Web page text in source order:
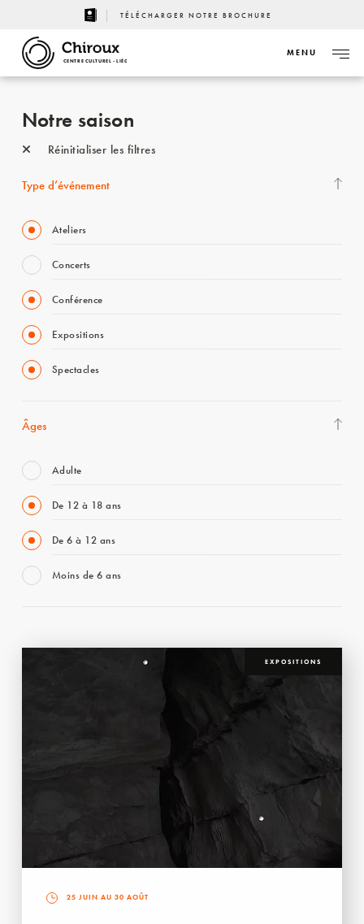
TÉLÉCHARGER NOTRE BROCHURE
CENTRE CULTUREL - LIÈGE
MENU
Notre saison
Réinitialiser les filtres
Type d’événement
Ateliers
Concerts
Conférence
Expositions
Spectacles
Âges
Adulte
De 12 à 18 ans
De 6 à 12 ans
Moins de 6 ans
EXPOSITIONS
25 JUIN AU 30 AOÛT